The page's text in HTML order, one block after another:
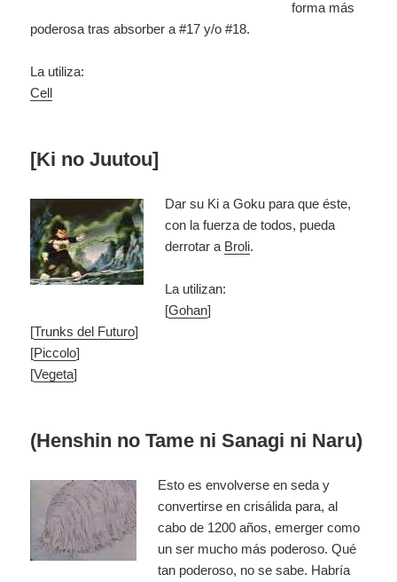
forma más
poderosa tras absorber a #17 y/o #18.
La utiliza:
Cell
[Ki no Juutou]
Dar su Ki a Goku para que éste,
con la fuerza de todos, pueda
derrotar a Broli.
La utilizan:
[Gohan]
[Trunks del Futuro]
[Piccolo]
[Vegeta]
(Henshin no Tame ni Sanagi ni Naru)
Esto es envolverse en seda y
convertirse en crisálida para, al
cabo de 1200 años, emerger como
un ser mucho más poderoso. Qué
tan poderoso, no se sabe. Habría